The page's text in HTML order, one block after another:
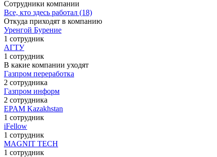
Сотрудники компании
Все, кто здесь работал (18)
Откуда приходят в компанию
Уренгой Бурение
1 сотрудник
АГТУ
1 сотрудник
В какие компании уходят
Газпром переработка
2 сотрудника
Газпром информ
2 сотрудника
EPAM Kazakhstan
1 сотрудник
iFellow
1 сотрудник
MAGNIT TECH
1 сотрудник